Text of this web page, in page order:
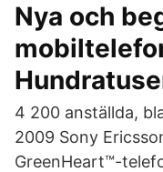
Nya och
4 200 anställda,
2009 Sony
GreenHeart™-